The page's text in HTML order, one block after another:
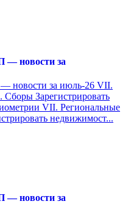
— новости за
новости за июль-26 VII.
Зарегистрировать
VII. Региональные
недвижимост...
— новости за